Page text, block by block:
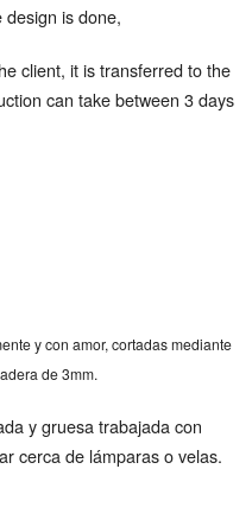
is done,
client, it is transferred to the
can take between 3 days
y con amor, cortadas mediante
de 3mm.
y gruesa trabajada con
cerca de lámparas o velas.